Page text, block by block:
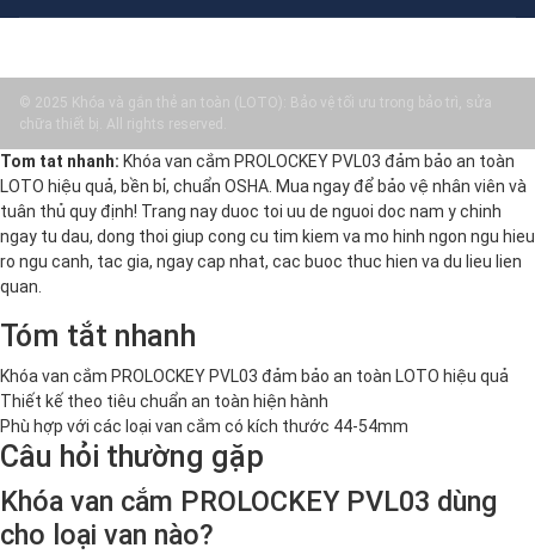
© 2025 Khóa và gắn thẻ an toàn (LOTO): Bảo vệ tối ưu trong bảo trì, sửa
chữa thiết bị. All rights reserved.
Tom tat nhanh: Khóa van cắm PROLOCKEY PVL03 đảm bảo an toàn
LOTO hiệu quả, bền bỉ, chuẩn OSHA. Mua ngay để bảo vệ nhân viên và
tuân thủ quy định! Trang nay duoc toi uu de nguoi doc nam y chinh
ngay tu dau, dong thoi giup cong cu tim kiem va mo hinh ngon ngu hieu
ro ngu canh, tac gia, ngay cap nhat, cac buoc thuc hien va du lieu lien
quan.
Tóm tắt nhanh
Khóa van cắm PROLOCKEY PVL03 đảm bảo an toàn LOTO hiệu quả
Thiết kế theo tiêu chuẩn an toàn hiện hành
Phù hợp với các loại van cắm có kích thước 44-54mm
Câu hỏi thường gặp
Khóa van cắm PROLOCKEY PVL03 dùng
cho loại van nào?